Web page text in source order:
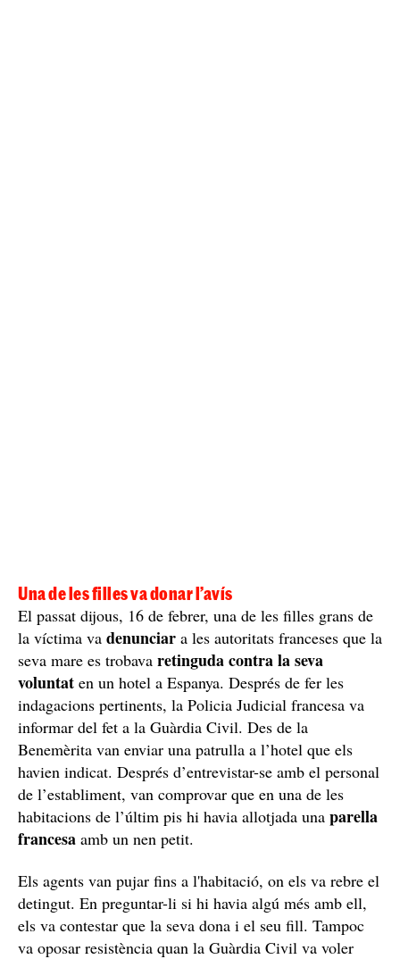
Una de les filles va donar l’avís
El passat dijous, 16 de febrer, una de les filles grans de
la víctima va denunciar a les autoritats franceses que la
seva mare es trobava retinguda contra la seva
voluntat en un hotel a Espanya. Després de fer les
indagacions pertinents, la Policia Judicial francesa va
informar del fet a la Guàrdia Civil. Des de la
Benemèrita van enviar una patrulla a l’hotel que els
havien indicat. Després d’entrevistar-se amb el personal
de l’establiment, van comprovar que en una de les
habitacions de l’últim pis hi havia allotjada una parella
francesa amb un nen petit.